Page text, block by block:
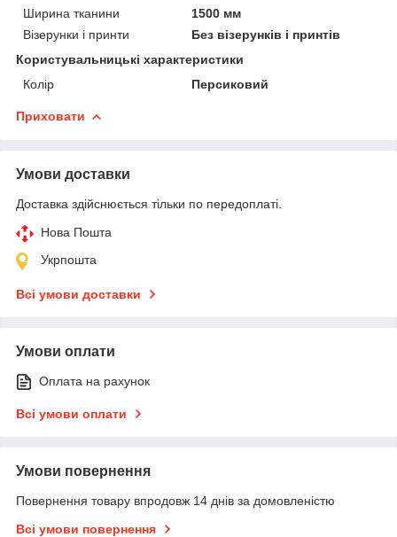
Ширина тканини
1500 мм
Візерунки і принти
Без візерунків і принтів
Користувальницькі характеристики
Колір
Персиковий
Приховати
Умови доставки
Доставка здійснюється тільки по передоплаті.
Нова Пошта
Укрпошта
Всі умови доставки
Умови оплати
Оплата на рахунок
Всі умови оплати
Умови повернення
Повернення товару впродовж 14 днів за домовленістю
Всі умови повернення